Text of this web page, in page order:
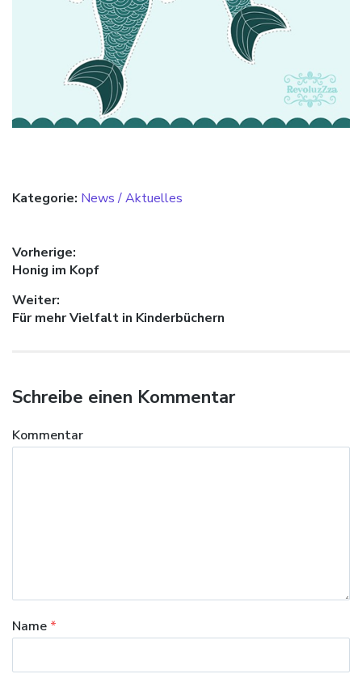
Kategorie: News / Aktuelles
Beitragsnavigation
Vorherige:
Vorheriger Beitrag:
Honig im Kopf
Weiter:
Nächster Beitrag:
Für mehr Vielfalt in Kinderbüchern
Schreibe einen Kommentar
Kommentar
Name *